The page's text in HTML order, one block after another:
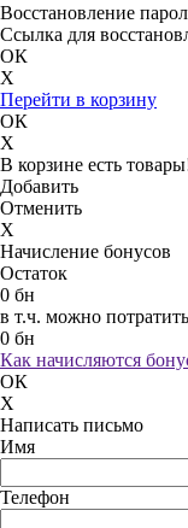
Восстановление
Ссылка для
ОК
X
Перейти в корзину
ОК
X
В корзине есть
Добавить
Отменить
X
Начисление бонусов
Остаток
0 бн
в т.ч. можно потратить
0 бн
Как начисляются
ОК
X
Написать письмо
Имя
Телефон